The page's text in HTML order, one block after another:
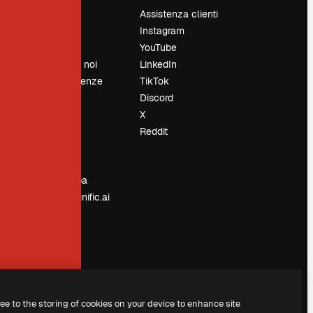
Lavora con noi
Cerca tendenze
Sala stampa
Cerchi magnific.ai
Assistenza clienti
Instagram
YouTube
LinkedIn
TikTok
Discord
X
Reddit
to the storing of cookies on your device to enhance site